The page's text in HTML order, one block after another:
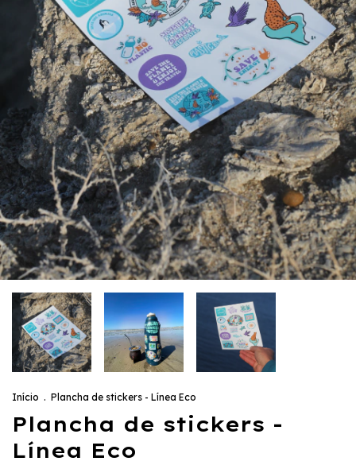
Início . Plancha de stickers - Línea Eco
Plancha de stickers -
Línea Eco